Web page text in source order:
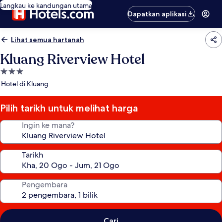
Langkau ke kandungan utama
Dapatkan aplikasi
Lihat semua hartanah
Kluang Riverview Hotel
Hartanah
3.0
Hotel di Kluang
Pilih tarikh untuk melihat harga
Ingin ke mana?
Tarikh
Pengembara